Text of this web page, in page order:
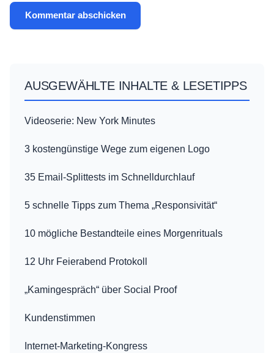
AUSGEWÄHLTE INHALTE & LESETIPPS
Videoserie: New York Minutes
3 kostengünstige Wege zum eigenen Logo
35 Email-Splittests im Schnelldurchlauf
5 schnelle Tipps zum Thema „Responsivität“
10 mögliche Bestandteile eines Morgenrituals
12 Uhr Feierabend Protokoll
„Kamingespräch“ über Social Proof
Kundenstimmen
Internet-Marketing-Kongress